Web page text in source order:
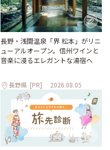
長野・浅間温泉「界 松本」がリニ
ューアルオープン。信州ワインと
音楽に浸るエレガントな湯宿へ
長野県 [PR] 2026.08.05